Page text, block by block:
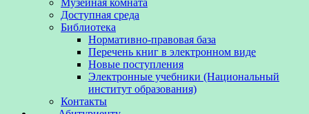
Музейная комната
Доступная среда
Библиотека
Нормативно-правовая база
Перечень книг в электронном виде
Новые поступления
Электронные учебники (Национальный
институт образования)
Контакты